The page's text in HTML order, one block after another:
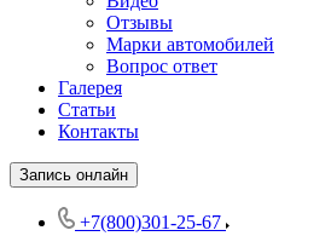
Отзывы
Марки автомобилей
Вопрос ответ
Галерея
Статьи
Контакты
Запись онлайн
+7(800)301-25-67